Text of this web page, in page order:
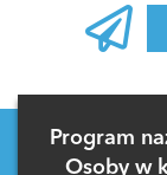
Program
Osoby w